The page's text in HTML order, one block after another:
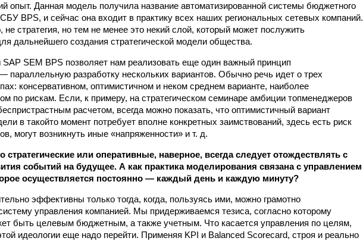
опыт. Данная модель получила название автоматизированной системы бюджетного
BPS, и сейчас она входит в практику всех наших региональных сетевых компаний.
не стратегия, но тем не менее это некий слой, который может послужить
дальнейшего создания стратегической модели общества.
SAP SEM BPS позволяет нам реализовать еще один важный принцип
параллельную разработку нескольких вариантов. Обычно речь идет о трех
консервативном, оптимистичном и неком среднем варианте, наиболее
по рискам. Если, к примеру, на стратегическом семинаре амбиции топ­менеджеров
расчетом, всегда можно показать, что оптимистичный вариант
в такой­то момент потребует вполне конкретных заимствований, здесь есть риск
могут возникнуть иные «напряженности» и т. д.
стратегические или оперативные, наверное, всегда следует отождествлять с
событий на будущее. А как практика моделирования связана с управлением
осуществляется постоянно — каждый день и каждую минуту?
эффективны только тогда, когда, пользуясь ими, можно грамотно
управления компанией. Мы придерживаемся тезиса, согласно которому
быть целевым бюджетным, а также учетным. Что касается управления по целям,
идеологии еще надо перейти. Применяя KPI и Balanced Scorecard, строя и реально